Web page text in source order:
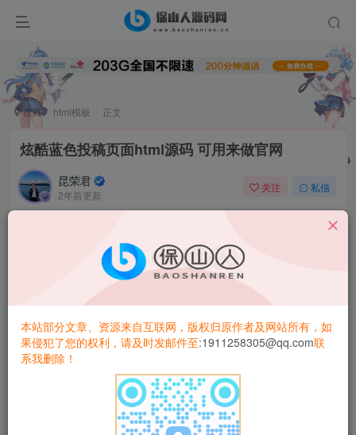
首页 html模板 正文
炫酷蓝色投稿页面html源码 可用来做官网
昆荣君
2年前更新
关注 私信
本站部分文章、资源来自互联网，版权归原作者及网站所有，如
果侵犯了您的权利，请及时发邮件至:1911258305@qq.com联
系我删除！